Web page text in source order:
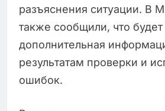
разъяснения ситуации. В
также сообщили, что
дополнительная
результатам проверки и
ошибок.